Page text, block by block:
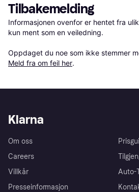
Tilbakemelding
Informasjonen ovenfor er hentet fra
kun ment som en veiledning.
Oppdaget du noe som ikke stemmer
Meld fra om feil her.
Klarna
Om oss
Careers
Villkår
Presseinformasjon
Auto-